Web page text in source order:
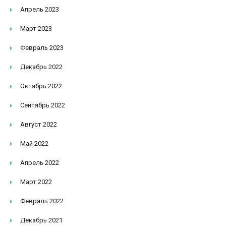
Апрель 2023
Март 2023
Февраль 2023
Декабрь 2022
Октябрь 2022
Сентябрь 2022
Август 2022
Май 2022
Апрель 2022
Март 2022
Февраль 2022
Декабрь 2021